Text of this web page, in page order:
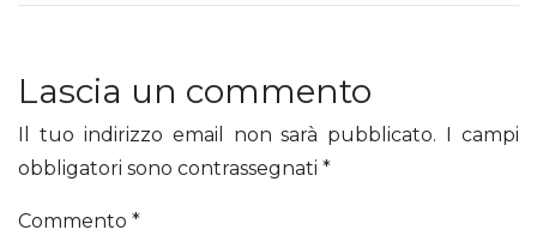
Lascia un commento
Il tuo indirizzo email non sarà pubblicato.
I campi
obbligatori sono contrassegnati *
Commento *